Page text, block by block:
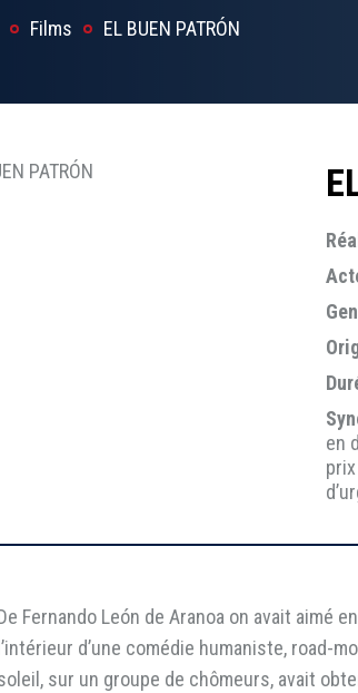
Films EL BUEN PATRÓN
en
Fernando León de Aranoa on avait aimé
l’intérieur d’une comédie humaniste, road-
sur un groupe de chômeurs, avait